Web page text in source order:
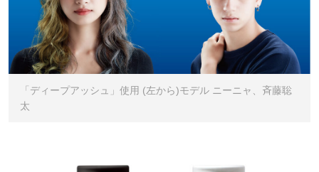
「ディープアッシュ」使用 (左から)モデル ニーニャ、斉藤聡
太